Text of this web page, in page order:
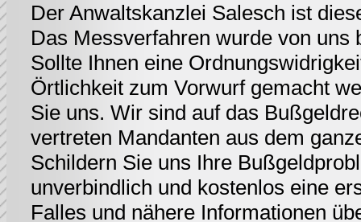
Der Anwaltskanzlei Salesch ist
Das Messverfahren wurde von uns
Sollte Ihnen eine
Örtlichkeit zum Vorwurf gemacht
Sie uns. Wir sind auf das
vertreten Mandanten aus dem
Schildern Sie uns Ihre
unverbindlich und kostenlos eine
Falles und nähere Informationen